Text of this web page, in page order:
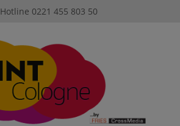
Hotline 0221 455 803 50